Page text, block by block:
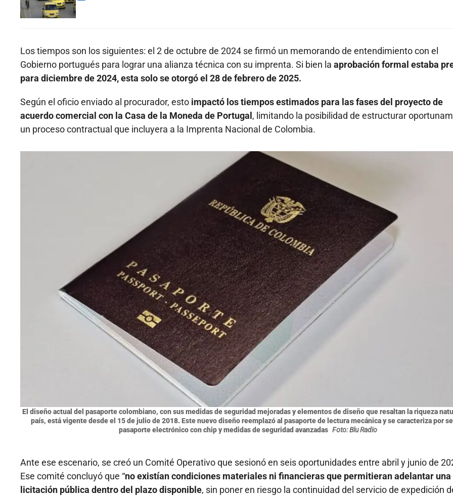
Los tiempos son los siguientes: el 2 de octubre de 2024 se firmó un memorando de entendimiento con el
Gobierno portugués para lograr una alianza técnica con su imprenta. Si bien la aprobación formal estaba
para diciembre de 2024, esta solo se otorgó el 28 de febrero de 2025.
Según el oficio enviado al procurador, esto impactó los tiempos estimados para las fases del proyecto de
acuerdo comercial con la Casa de la Moneda de Portugal , limitando la posibilidad de estructurar
un proceso contractual que incluyera a la Imprenta Nacional de Colombia.
El diseño actual del pasaporte colombiano, con sus medidas de seguridad mejoradas y elementos de diseño que resaltan la riqueza
país, está vigente desde el 15 de julio de 2018. Este nuevo diseño reemplazó al pasaporte de lectura mecánica y se caracteriza por
pasaporte electrónico con chip y medidas de seguridad avanzadas Foto: Blu Radio
Ante ese escenario, se creó un Comité Operativo que sesionó en seis oportunidades entre abril y junio de
Ese comité concluyó que “no existían condiciones materiales ni financieras que permitieran adelantar una
licitación pública dentro del plazo disponible, sin poner en riesgo la continuidad del servicio de expedición